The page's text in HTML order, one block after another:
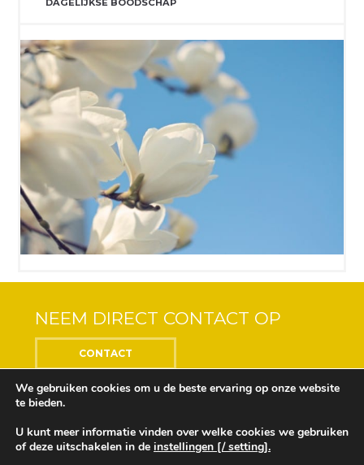
DAGELIJKSE BOODSCHAP
NEEM DIRECT CONTACT OP
CONTACT
Center of the Soul © 2018 Alle rechten voorbehouden
Ontwikkeling en ontwerp doorDesign Depot
We gebruiken cookies om u de beste ervaring op onze website
te bieden.
U kunt meer informatie vinden over welke cookies we gebruiken
of deze uitschakelen in de instellingen [/ setting].